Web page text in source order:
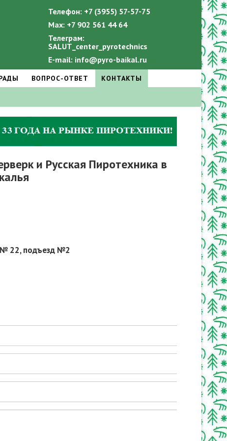
Телефон: +7 (3955) 57-57-75
Мах: +7 902 561 44 64
Телеграм:
SALUT_center_pyrotechnics
E-mail: info@pyro-baikal.ru
ВОПРОС-ОТВЕТ КОНТАКТЫ
и Русская Пиротехника в
№ 22, подъезд №2